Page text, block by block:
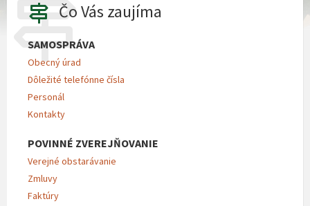
Čo Vás zaujíma
SAMOSPRÁVA
Obecný úrad
Dôležité telefónne čísla
Personál
Kontakty
POVINNÉ ZVEREJŇOVANIE
Verejné obstarávanie
Zmluvy
Faktúry